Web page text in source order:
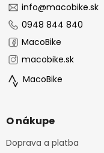
info@macobike.sk
0948 844 840
MacoBike
macobike.sk
MacoBike
O nákupe
Doprava a platba